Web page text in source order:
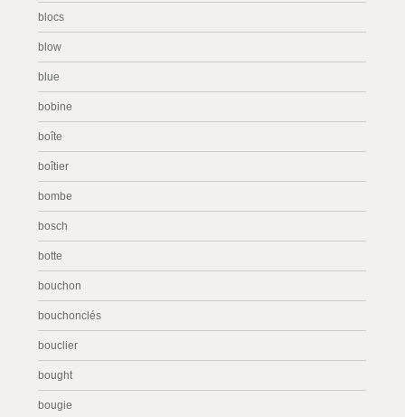
blocs
blow
blue
bobine
boîte
boîtier
bombe
bosch
botte
bouchon
bouchonclés
bouclier
bought
bougie